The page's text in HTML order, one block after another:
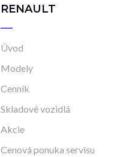
RENAULT
Úvod
Modely
Cenník
Skladové vozidlá
Akcie
Cenová ponuka servisu